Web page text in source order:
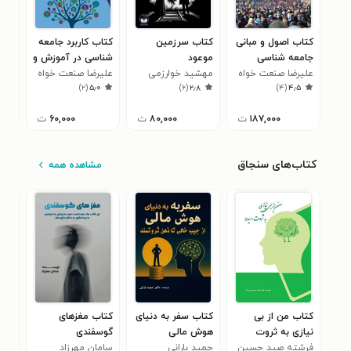
کتاب اصول و مبانی
جامعه شناسی
علیرضا صنعت خواه
۴٫۵(۴)
۱۸۷,۰۰۰ ت
کتاب سرزمین
موعود
مهشید خوارزمی
۲٫۸(۶)
۸۰,۰۰۰ ت
کتاب کاربرد جامعه
شناسی در آموزش و
پرورش
علیرضا صنعت خواه
۵٫۰(۲)
۶۰,۰۰۰ ت
کتاب‌های سنجاق مشاهده همه
کتاب من از بی
نیازی به ثروت
رسیدم
فرشته صید حسین
کتاب سفر به دنیای
هوش مالی
حمید بارانی
کتاب مغزهای
گوسفندی
سامان مهرزاد